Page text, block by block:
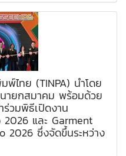
พ์ไทย (TINPA) นำโดย
ยกสมาคม พร้อมด้วย
ร่วมพิธีเปิดงาน
และ Garment
2026 ซึ่งจัดขึ้นระหว่าง